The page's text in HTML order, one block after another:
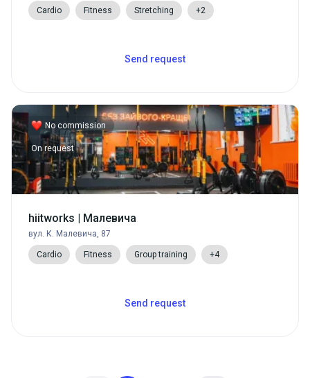
Cardio Fitness Stretching +2
Send request
No commission
On request
hiitworks | Малевича
вул. К. Малевича, 87
Cardio Fitness Group training +4
Send request